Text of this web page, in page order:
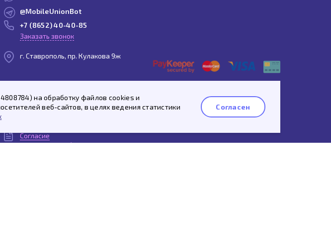
на обработку файлов cookies и
веб-сайтов, в целях ведения статистики
Согласен
Whatsapp
@MobileUnionBot
+7 (8652) 40-40-85
Заказать звонок
г. Ставрополь, пр. Кулакова 9ж
конфиденциальности
Согласие
на рекламную / новостную рассылку